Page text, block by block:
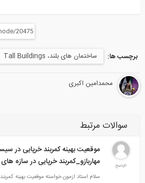
برچسب ها: ساختمان های بلند، Tall Buildings
محمدامین اکبری
سوالات مرتبط
موقعیت بهینه کمربند خرپایی در
مهاربازو_کمربند خرپایی در سازه های
سلام استاد ازمون خواسته موقعیت بهینه